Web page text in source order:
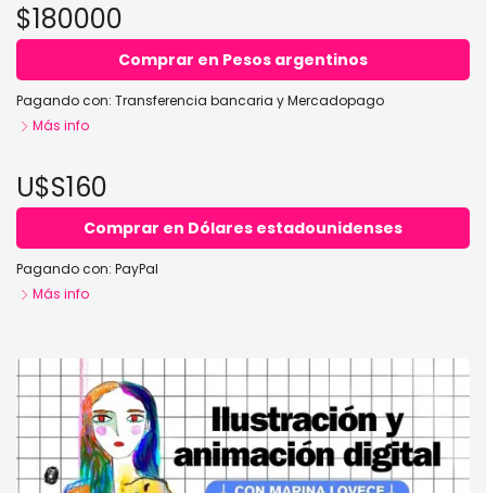
$180000
Comprar en Pesos argentinos
Pagando con: Transferencia bancaria yMercadopago
Más info
U$S160
Comprar en Dólares estadounidenses
Pagando con: PayPal
Más info